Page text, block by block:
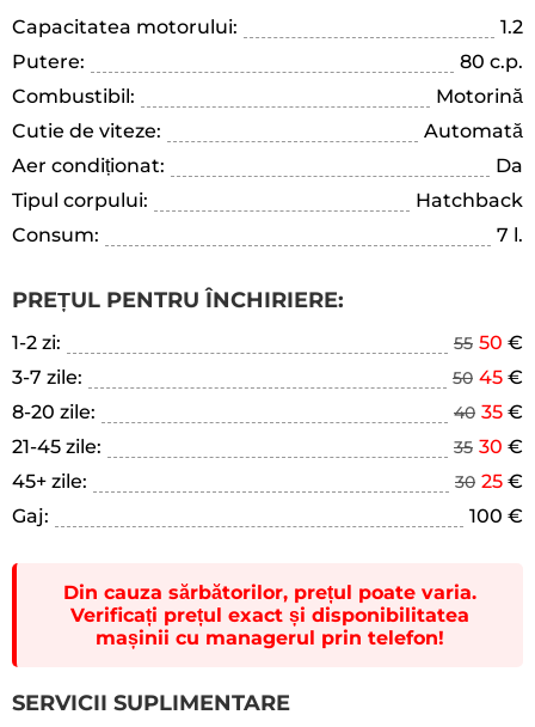
Capacitatea motorului:
1.2
Putere:
80 c.p.
Combustibil:
Motorină
Cutie de viteze:
Automată
Aer condiționat:
Da
Tipul corpului:
Hatchback
Consum:
7 l.
PREȚUL PENTRU ÎNCHIRIERE:
1-2 zi: 55 50 €
3-7 zile:
50 45 €
8-20 zile:
40 35 €
21-45 zile:
35 30 €
45+ zile:
30 25 €
Gaj:
100 €
Din cauza sărbătorilor, prețul poate varia.
Verificați prețul exact și disponibilitatea
mașinii cu managerul prin telefon!
SERVICII SUPLIMENTARE